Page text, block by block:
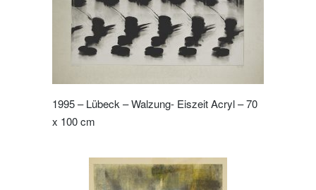
1995 – Lübeck – Walzung- Eiszeit Acryl – 70
x 100 cm